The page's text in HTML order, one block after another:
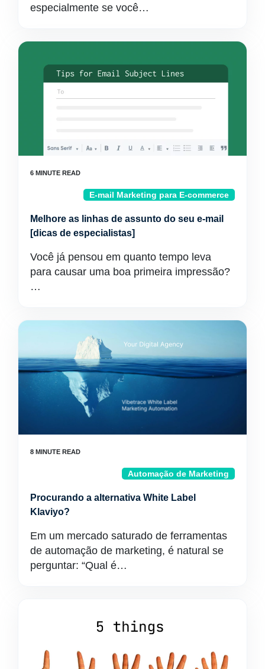
especialmente se você…
E-mail Marketing para E-commerce
Melhore as linhas de assunto do seu e-mail
[dicas de especialistas]
Você já pensou em quanto tempo leva
para causar uma boa primeira impressão?
…
Automação de Marketing
Procurando a alternativa White Label
Klaviyo?
Em um mercado saturado de ferramentas
de automação de marketing, é natural se
perguntar: “Qual é…